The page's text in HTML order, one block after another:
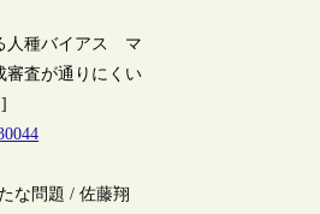
人種バイアス マ
審査が通りにくい
な問題 / 佐藤翔